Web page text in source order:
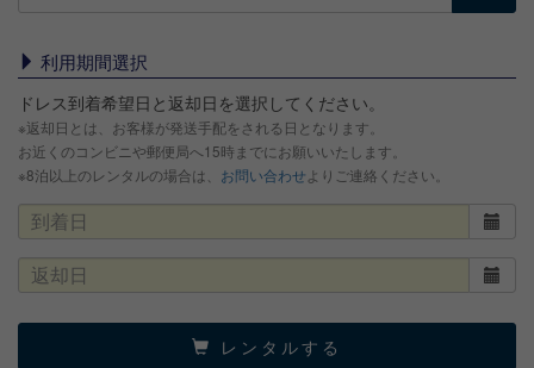
利用期間選択
ドレス到着希望日と返却日を選択してください。
※返却日とは、お客様が発送手配をされる日となります。
お近くのコンビニや郵便局へ15時までにお願いいたします。
※8泊以上のレンタルの場合は、 お問い合わせ よりご連絡ください。
レンタルする